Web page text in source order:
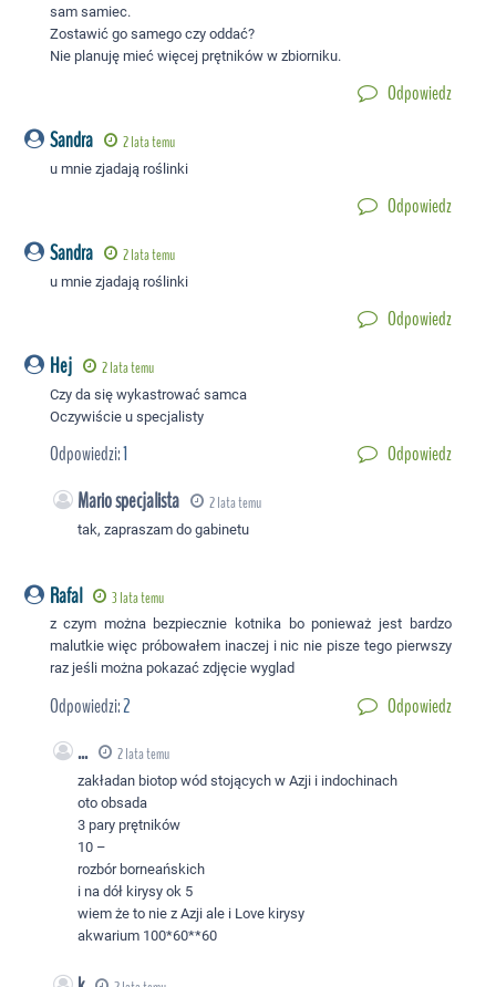
sam samiec.
Zostawić go samego czy oddać?
Nie planuję mieć więcej prętników w zbiorniku.
Odpowiedz
Sandra 2 lata temu
u mnie zjadają roślinki
Odpowiedz
Sandra 2 lata temu
u mnie zjadają roślinki
Odpowiedz
Hej 2 lata temu
Czy da się wykastrować samca
Oczywiście u specjalisty
Odpowiedzi:1 Odpowiedz
Mario specjalista 2 lata temu
tak, zapraszam do gabinetu
Rafal 3 lata temu
z czym można bezpiecznie kotnika bo ponieważ jest bardzo
malutkie więc próbowałem inaczej i nic nie pisze tego pierwszy
raz jeśli można pokazać zdjęcie wyglad
Odpowiedzi:2 Odpowiedz
... 2 lata temu
zakładan biotop wód stojących w Azji i indochinach
oto obsada
3 pary prętników
10 –
rozbór borneańskich
i na dół kirysy ok 5
wiem że to nie z Azji ale i Love kirysy
akwarium 100*60**60